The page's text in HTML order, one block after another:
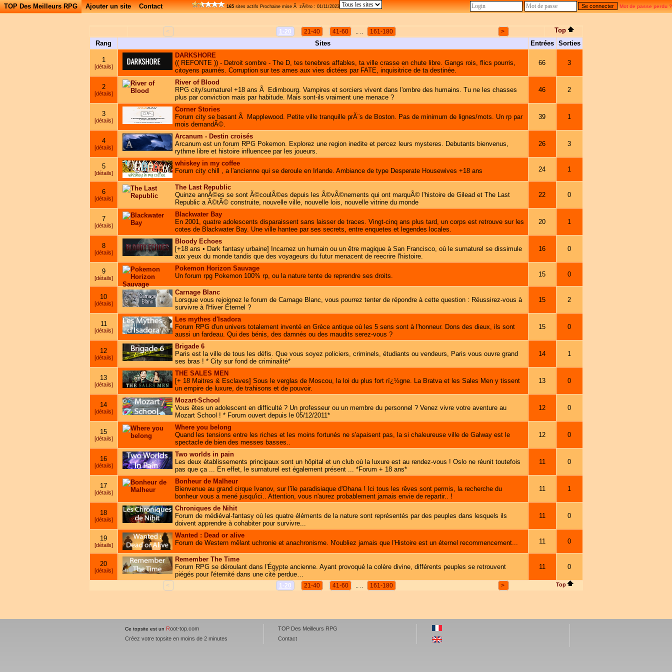
TOP Des Meilleurs RPG Ajouter un site Contact 165 sites actifs Prochaine mise Ã zÃ©ro : 01/11/2023 Mot de passe perdu ?
< 1-20 21-40 41-60 .. .. 161-180 >
Top
Rang
Sites Entrées Sorties
1
[détails]
DARKSHORE
(( REFONTE )) - Detroit sombre - The D, tes tenebres affables, ta ville crasse en chute libre. Gangs rois, flics pourris,
citoyens paumés. Corruption sur tes ames aux vies dictées par FATE, inquisitrice de ta destinée.
66 3
2
[détails]
River of Blood
RPG city/surnaturel +18 ans Ã Edimbourg. Vampires et sorciers vivent dans l'ombre des humains. Tu ne les chasses
plus par conviction mais par habitude. Mais sont-ils vraiment une menace ?
46 2
3
[détails]
Corner Stories
Forum city se basant Ã Mapplewood. Petite ville tranquille prÃ¨s de Boston. Pas de minimum de lignes/mots. Un rp par
mois demandÃ©.
39 1
4
[détails]
Arcanum - Destin croisés
Arcanum est un forum RPG Pokemon. Explorez une region inedite et percez leurs mysteres. Debutants bienvenus,
rythme libre et histoire influencee par les joueurs.
26 3
5
[détails]
whiskey in my coffee
Forum city chill , a l'ancienne qui se deroule en Irlande. Ambiance de type Desperate Housewives +18 ans
24 1
6
[détails]
The Last Republic
Quinze annÃ©es se sont Ã©coulÃ©es depuis les Ã©vÃ©nements qui ont marquÃ© l'histoire de Gilead et The Last
Republic a Ã©tÃ© construite, nouvelle ville, nouvelle lois, nouvelle vitrine du monde
22 0
7
[détails]
Blackwater Bay
En 2001, quatre adolescents disparaissent sans laisser de traces. Vingt-cinq ans plus tard, un corps est retrouve sur les
cotes de Blackwater Bay. Une ville hantee par ses secrets, entre enquetes et legendes locales.
20 1
8
[détails]
Bloody Echoes
[+18 ans • Dark fantasy urbaine] Incarnez un humain ou un être magique à San Francisco, où le surnaturel se dissimule
aux yeux du monde tandis que des voyageurs du futur menacent de reecrire l'histoire.
16 0
9
[détails]
Pokemon Horizon Sauvage
Un forum rpg Pokemon 100% rp, ou la nature tente de reprendre ses droits.
15 0
10
[détails]
Carnage Blanc
Lorsque vous rejoignez le forum de Carnage Blanc, vous pourrez tenter de répondre à cette question : Réussirez-vous à
survivre à l'Hiver Éternel ?
15 2
11
[détails]
Les mythes d'Isadora
Forum RPG d'un univers totalement inventé en Grèce antique où les 5 sens sont à l'honneur. Dons des dieux, ils sont
aussi un fardeau. Qui des bénis, des damnés ou des maudits serez-vous ?
15 0
12
[détails]
Brigade 6
Paris est la ville de tous les défis. Que vous soyez policiers, criminels, étudiants ou vendeurs, Paris vous ouvre grand
ses bras ! * City sur fond de criminalité*
14 1
13
[détails]
THE SALES MEN
[+ 18 Maitres & Esclaves] Sous le verglas de Moscou, la loi du plus fort rï¿½gne. La Bratva et les Sales Men y tissent
un empire de luxure, de trahisons et de pouvoir.
13 0
14
[détails]
Mozart-School
Vous êtes un adolescent en difficulté ? Un professeur ou un membre du personnel ? Venez vivre votre aventure au
Mozart School ! * Forum ouvert depuis le 05/12/2011*
12 0
15
[détails]
Where you belong
Quand les tensions entre les riches et les moins fortunés ne s'apaisent pas, la si chaleureuse ville de Galway est le
spectacle de bien des messes basses..
12 0
16
[détails]
Two worlds in pain
Les deux établissements principaux sont un hôpital et un club où la luxure est au rendez-vous ! Oslo ne réunit toutefois
pas que ça ... En effet, le surnaturel est également présent ... *Forum + 18 ans*
11 0
17
[détails]
Bonheur de Malheur
Bienvenue au grand cirque Ivanov, sur l'île paradisiaque d'Ohana ! Ici tous les rêves sont permis, la recherche du
bonheur vous a mené jusqu'ici.. Attention, vous n'aurez probablement jamais envie de repartir.. !
11 1
18
[détails]
Chroniques de Nihit
Forum de médiéval-fantasy où les quatre éléments de la nature sont représentés par des peuples dans lesquels ils
doivent apprendre à cohabiter pour survivre...
11 0
19
[détails]
Wanted : Dead or alive
Forum de Western mêlant uchronie et anachronisme. N'oubliez jamais que l'Histoire est un éternel recommencement...
11 0
20
[détails]
Remember The Time
Forum RPG se déroulant dans l'Égypte ancienne. Ayant provoqué la colère divine, différents peuples se retrouvent
piégés pour l'éternité dans une cité perdue…
11 0
< 1-20 21-40 41-60 .. .. 161-180 > Top
Ce topsite est un Root-top.com
Créez votre topsite en moins de 2 minutes
TOP Des Meilleurs RPG
Contact